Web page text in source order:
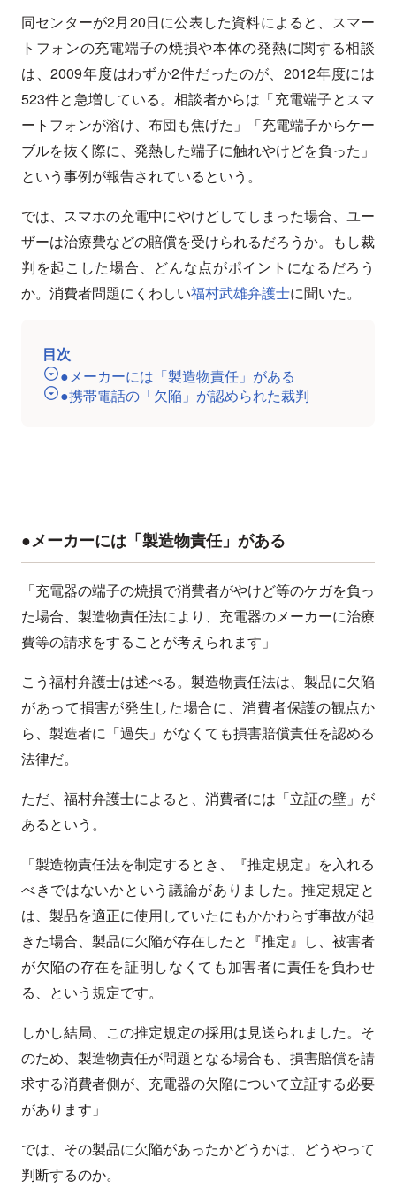
同センターが2月20日に公表した資料によると、スマー
トフォンの充電端子の焼損や本体の発熱に関する相談
は、2009年度はわずか2件だったのが、2012年度には
523件と急増している。相談者からは「充電端子とスマ
ートフォンが溶け、布団も焦げた」「充電端子からケー
ブルを抜く際に、発熱した端子に触れやけどを負った」
という事例が報告されているという。
では、スマホの充電中にやけどしてしまった場合、ユー
ザーは治療費などの賠償を受けられるだろうか。もし裁
判を起こした場合、どんな点がポイントになるだろう
か。消費者問題にくわしい福村武雄弁護士に聞いた。
目次
●メーカーには「製造物責任」がある
●携帯電話の「欠陥」が認められた裁判
●メーカーには「製造物責任」がある
「充電器の端子の焼損で消費者がやけど等のケガを負っ
た場合、製造物責任法により、充電器のメーカーに治療
費等の請求をすることが考えられます」
こう福村弁護士は述べる。製造物責任法は、製品に欠陥
があって損害が発生した場合に、消費者保護の観点か
ら、製造者に「過失」がなくても損害賠償責任を認める
法律だ。
ただ、福村弁護士によると、消費者には「立証の壁」が
あるという。
「製造物責任法を制定するとき、『推定規定』を入れる
べきではないかという議論がありました。推定規定と
は、製品を適正に使用していたにもかかわらず事故が起
きた場合、製品に欠陥が存在したと『推定』し、被害者
が欠陥の存在を証明しなくても加害者に責任を負わせ
る、という規定です。
しかし結局、この推定規定の採用は見送られました。そ
のため、製造物責任が問題となる場合も、損害賠償を請
求する消費者側が、充電器の欠陥について立証する必要
があります」
では、その製品に欠陥があったかどうかは、どうやって
判断するのか。